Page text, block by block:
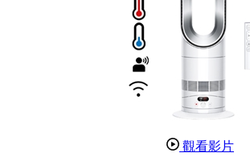
觀看影片